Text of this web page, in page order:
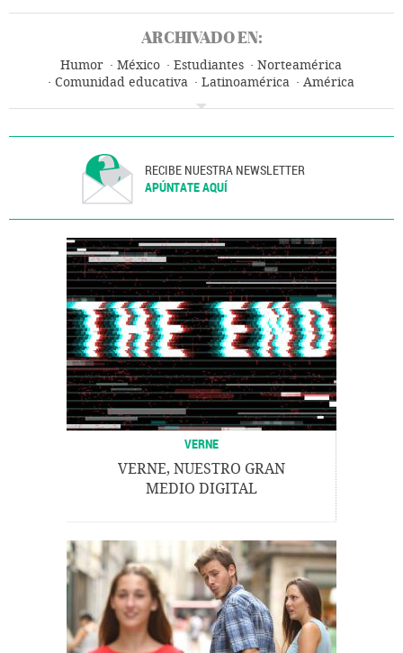
ARCHIVADO EN:
Humor México Estudiantes
Norteamérica
Comunidad educativa
Latinoamérica
América
Educación
RECIBE NUESTRA NEWSLETTER
APÚNTATE AQUÍ
VERNE
VERNE, NUESTRO GRAN
MEDIO DIGITAL